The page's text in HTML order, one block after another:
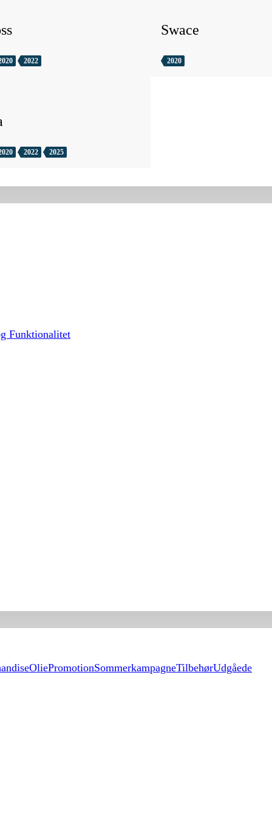
2022
Swace
2020
2022 2025
Funktionalitet
OliePromotionSommerkampagneTilbehørUdgåede